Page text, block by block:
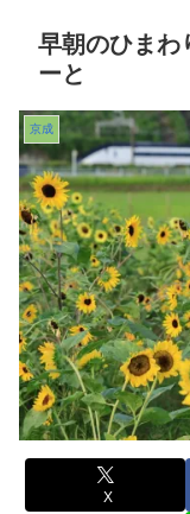
早朝のひまわ
ーと
京成
X